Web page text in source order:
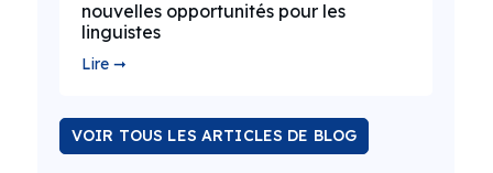
nouvelles opportunités pour les
linguistes
Lire ➞
VOIR TOUS LES ARTICLES DE BLOG